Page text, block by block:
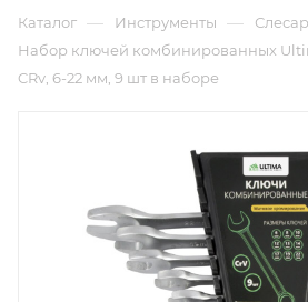
Каталог — Инструменты —
Набор ключей комбинированных
CRv, 6-22 мм, 9 шт в наборе